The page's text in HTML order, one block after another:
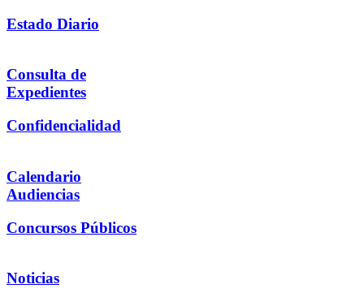
Estado Diario
Consulta de
Expedientes
Confidencialidad
Calendario
Audiencias
Concursos Públicos
Noticias